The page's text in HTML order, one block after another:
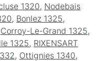
1320, Nodebais
, Bonlez 1325,
Corroy-Le-Grand 1325,
1325, RIXENSART
, Ottignies 1340,